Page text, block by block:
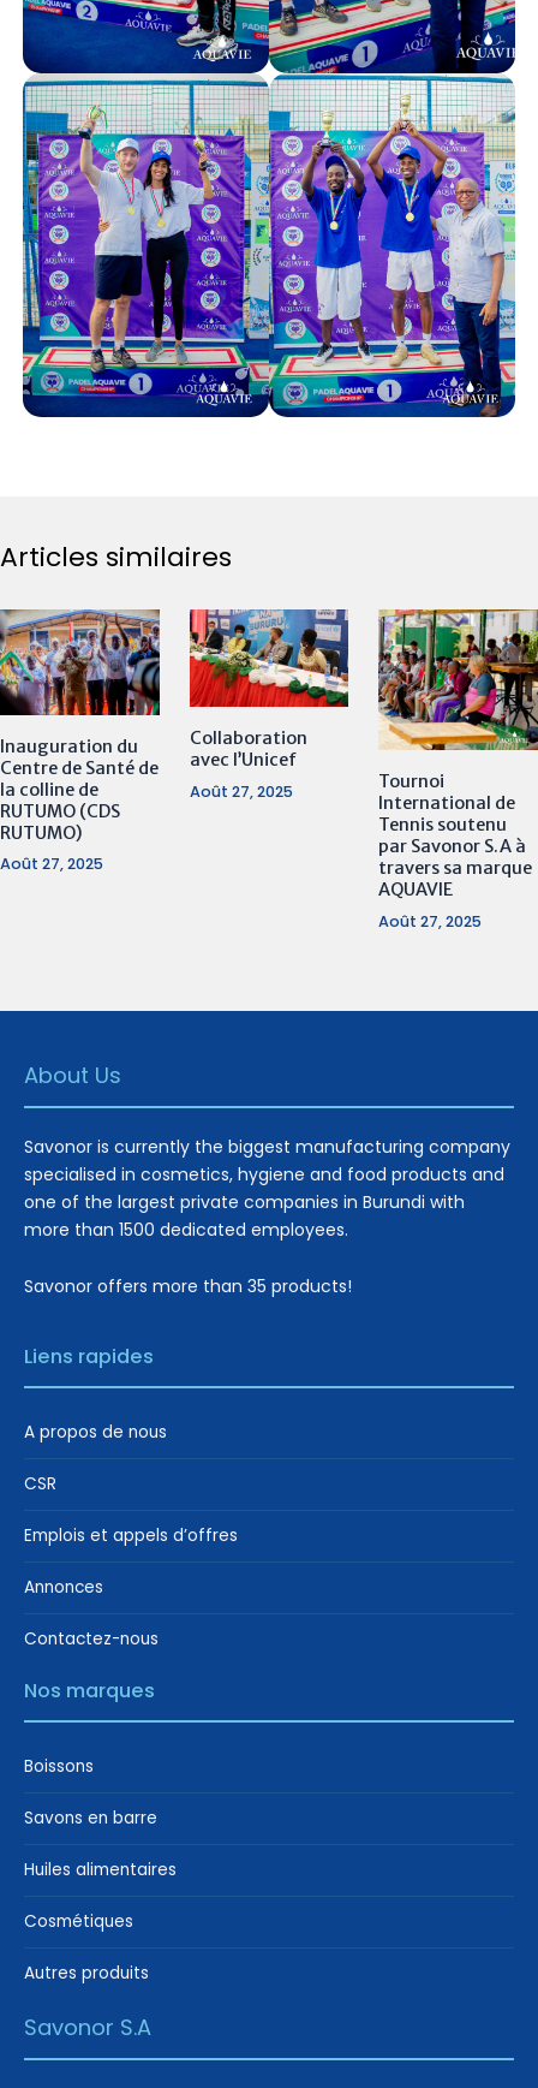
Articles similaires
Inauguration du
Centre de Santé de
la colline de
RUTUMO (CDS
RUTUMO)
Août 27, 2025
Collaboration
avec l’Unicef
Août 27, 2025
Tournoi
International de
Tennis soutenu
par Savonor S.A à
travers sa marque
AQUAVIE
Août 27, 2025
About Us
Savonor is currently the biggest manufacturing company
specialised in cosmetics, hygiene and food products and
one of the largest private companies in Burundi with
more than 1500 dedicated employees.
Savonor offers more than 35 products!
Liens rapides
A propos de nous
CSR
Emplois et appels d’offres
Annonces
Contactez-nous
Nos marques
Boissons
Savons en barre
Huiles alimentaires
Cosmétiques
Autres produits
Savonor S.A